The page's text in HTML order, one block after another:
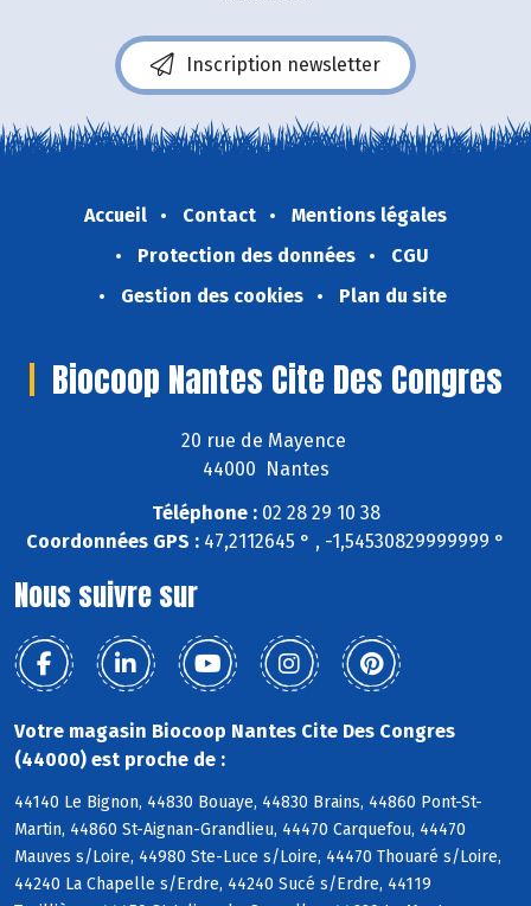
Inscription newsletter
Accueil Contact
Mentions légales
Protection des données
CGU
Gestion des cookies
Plan du site
Biocoop Nantes Cite Des Congres
20 rue de Mayence
44000 Nantes
Téléphone :02 28 29 10 38
Coordonnées GPS : 47,2112645 ° , -1,54530829999999 °
Nous suivre sur
Votre magasin Biocoop Nantes Cite Des Congres
(44000) est proche de :
44140 Le Bignon, 44830 Bouaye, 44830 Brains, 44860 Pont-St-
Martin, 44860 St-Aignan-Grandlieu, 44470 Carquefou, 44470
Mauves s/Loire, 44980 Ste-Luce s/Loire, 44470 Thouaré s/Loire,
44240 La Chapelle s/Erdre, 44240 Sucé s/Erdre, 44119